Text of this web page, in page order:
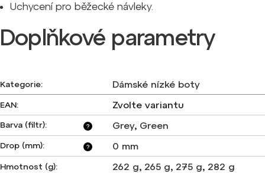
Uchycení pro běžecké návleky.
Doplňkové parametry
Kategorie: Dámské nízké boty
EAN: Zvolte variantu
?
Barva (filtr): Grey, Green
?
Drop (mm): 0 mm
Hmotnost (g): 262 g, 265 g, 275 g, 282 g